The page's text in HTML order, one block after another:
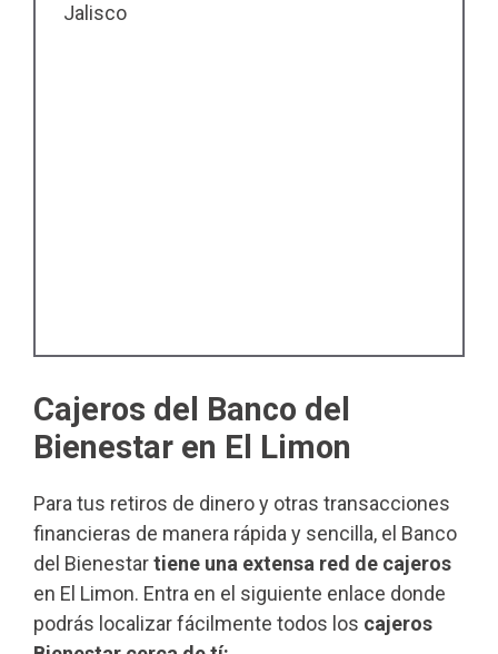
Jalisco
Cajeros del Banco del
Bienestar en El Limon
Para tus retiros de dinero y otras transacciones
financieras de manera rápida y sencilla, el Banco
del Bienestartiene una extensa red de cajeros
en El Limon. Entra en el siguiente enlace donde
podrás localizar fácilmente todos los cajeros